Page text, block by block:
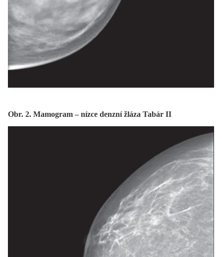
Obr. 2. Mamogram – nízce denzní žláza Tabár II